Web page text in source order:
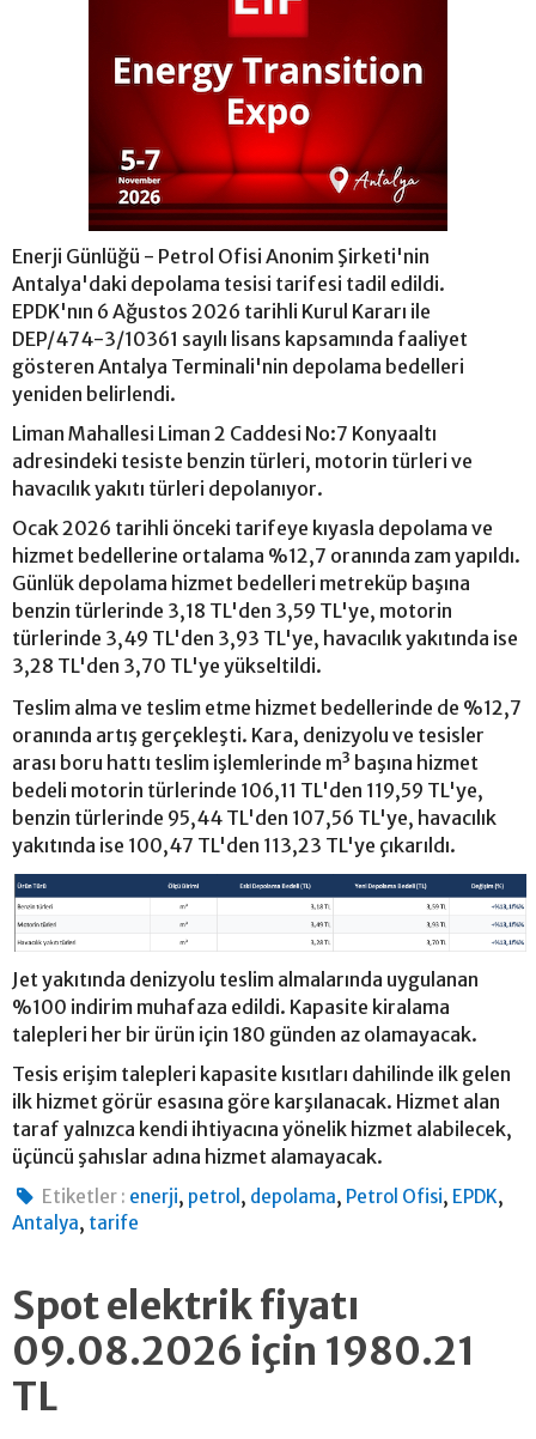
Enerji Günlüğü - Petrol Ofisi Anonim Şirketi'nin
Antalya'daki depolama tesisi tarifesi tadil edildi.
EPDK'nın 6 Ağustos 2026 tarihli Kurul Kararı ile
DEP/474-3/10361 sayılı lisans kapsamında faaliyet
gösteren Antalya Terminali'nin depolama bedelleri
yeniden belirlendi.
Liman Mahallesi Liman 2 Caddesi No:7 Konyaaltı
adresindeki tesiste benzin türleri, motorin türleri ve
havacılık yakıtı türleri depolanıyor.
Ocak 2026 tarihli önceki tarifeye kıyasla depolama ve
hizmet bedellerine ortalama %12,7 oranında zam yapıldı.
Günlük depolama hizmet bedelleri metreküp başına
benzin türlerinde 3,18 TL'den 3,59 TL'ye, motorin
türlerinde 3,49 TL'den 3,93 TL'ye, havacılık yakıtında ise
3,28 TL'den 3,70 TL'ye yükseltildi.
Teslim alma ve teslim etme hizmet bedellerinde de %12,7
oranında artış gerçekleşti. Kara, denizyolu ve tesisler
arası boru hattı teslim işlemlerinde m³ başına hizmet
bedeli motorin türlerinde 106,11 TL'den 119,59 TL'ye,
benzin türlerinde 95,44 TL'den 107,56 TL'ye, havacılık
yakıtında ise 100,47 TL'den 113,23 TL'ye çıkarıldı.
Jet yakıtında denizyolu teslim almalarında uygulanan
%100 indirim muhafaza edildi. Kapasite kiralama
talepleri her bir ürün için 180 günden az olamayacak.
Tesis erişim talepleri kapasite kısıtları dahilinde ilk gelen
ilk hizmet görür esasına göre karşılanacak. Hizmet alan
taraf yalnızca kendi ihtiyacına yönelik hizmet alabilecek,
üçüncü şahıslar adına hizmet alamayacak.
Etiketler : enerji, petrol , depolama, Petrol Ofisi, EPDK,
Antalya, tarife
Spot elektrik fiyatı
09.08.2026 için 1980.21
TL